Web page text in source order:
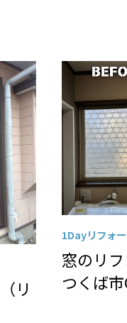
リ
1Dayリフォ
窓のリフ
つくば